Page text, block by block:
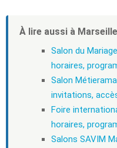
À lire aussi à Marseille
Salon du
horaires,
Salon
invitations,
Foire
horaires,
Salons SAVIM